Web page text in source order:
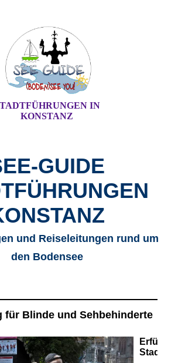
IN
KONSTANZ
GUIDE
und Reiseleitungen rund um
den Bodensee
für Blinde und Sehbehinderte